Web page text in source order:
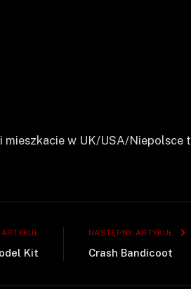
mieszkacie w UK/USA/Niepolsce
Kit
NASTĘPNY ARTYKUŁ
Crash Bandicoot